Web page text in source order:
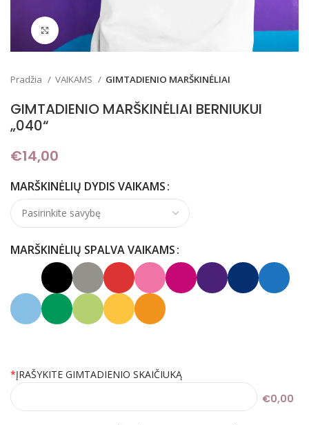
Padidinti
Pradžia VAIKAMS GIMTADIENIO MARŠKINĖLIAI
GIMTADIENIO MARŠKINĖLIAI BERNIUKUI
„040“
€14,00
MARŠKINĖLIŲ DYDIS VAIKAMS
MARŠKINĖLIŲ SPALVA VAIKAMS
*ĮRAŠYKITE GIMTADIENIO SKAIČIUKĄ
€0,00